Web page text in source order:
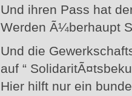
Und ihren Pass hat
Werden Ã¼berhaupt
Und die
auf “
Hier hilft nur ein